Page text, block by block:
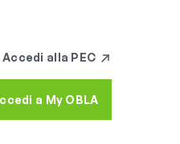
Accedi alla PEC
a My OBLA